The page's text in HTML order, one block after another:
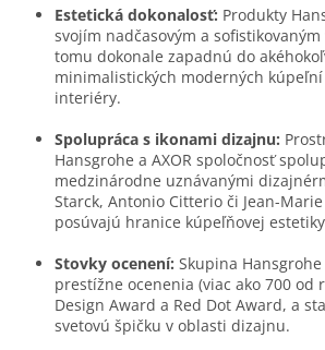
Estetická dokonalosť: Produkty
svojím nadčasovým a
tomu dokonale zapadnú do
minimalistických moderných kúpeľní
interiéry.
Spolupráca s ikonami dizajnu:
Hansgrohe a AXOR spoločnosť
medzinárodne uznávanými
Starck, Antonio Citterio či Jean-
posúvajú hranice kúpeľňovej
Stovky ocenení: Skupina
prestížne ocenenia (viac ako 700 od
Design Award a Red Dot Award, a
svetovú špičku v oblasti dizajnu.